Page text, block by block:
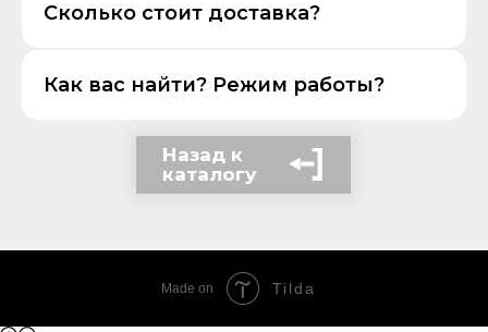
Сколько стоит доставка?
Как вас найти? Режим работы?
Назад к
каталогу
Made on Tilda